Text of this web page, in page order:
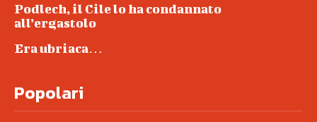
Podlech, il Cile lo ha condannato
all’ergastolo
Era ubriaca…
Popolari